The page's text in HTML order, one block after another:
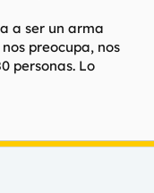
a ser un arma
preocupa, nos
personas. Lo